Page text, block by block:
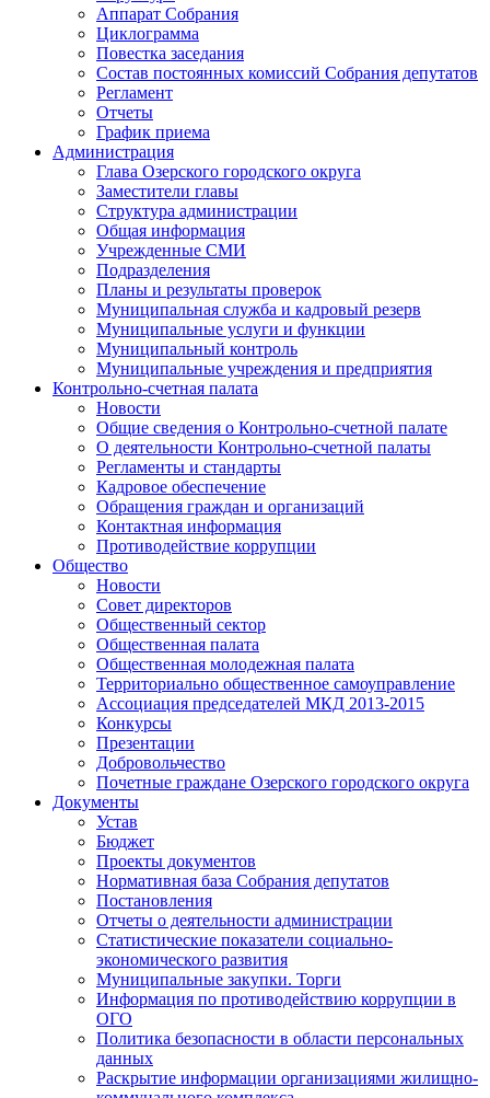
Аппарат Собрания
Циклограмма
Повестка заседания
Состав постоянных комиссий Собрания депутатов
Регламент
Отчеты
График приема
Администрация
Глава Озерского городского округа
Заместители главы
Структура администрации
Общая информация
Учрежденные СМИ
Подразделения
Планы и результаты проверок
Муниципальная служба и кадровый резерв
Муниципальные услуги и функции
Муниципальный контроль
Муниципальные учреждения и предприятия
Контрольно-счетная палата
Новости
Общие сведения о Контрольно-счетной палате
О деятельности Контрольно-счетной палаты
Регламенты и стандарты
Кадровое обеспечение
Обращения граждан и организаций
Контактная информация
Противодействие коррупции
Общество
Новости
Совет директоров
Общественный сектор
Общественная палата
Общественная молодежная палата
Территориально общественное самоуправление
Ассоциация председателей МКД 2013-2015
Конкурсы
Презентации
Добровольчество
Почетные граждане Озерского городского округа
Документы
Устав
Бюджет
Проекты документов
Нормативная база Собрания депутатов
Постановления
Отчеты о деятельности администрации
Статистические показатели социально-
экономического развития
Муниципальные закупки. Торги
Информация по противодействию коррупции в
ОГО
Политика безопасности в области персональных
данных
Раскрытие информации организациями жилищно-